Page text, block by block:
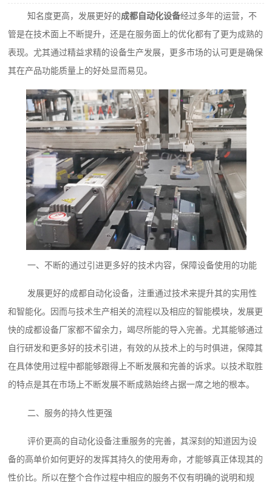
知名度更高，发展更好的成都自动化设备经过多年的运营，不
管是在技术面上不断提升，还是在服务面上的优化都有了更为成熟的
表现。尤其通过精益求精的设备生产发展，更多市场的认可更是确保
其在产品功能质量上的好处显而易见。
一、不断的通过引进更多好的技术内容，保障设备使用的功能
发展更好的成都自动化设备，注重通过技术来提升其的实用性
和智能化。因而与技术生产相关的流程以及相应的智能模块，发展更
快的成都设备厂家都不留余力，竭尽所能的导入完善。尤其能够通过
自行研发和更多好的技术引进，有效的从技术上的与时俱进，保障其
在具体使用过程中都能够跟得上不断发展和完善的诉求。以技术取胜
的特点是其在市场上不断发展不断成熟始终占据一席之地的根本。
二、服务的持久性更强
评价更高的自动化设备注重服务的完善，其深刻的知道因为设
备的高单价如何更好的发挥其持久的使用寿命，才能够真正体现其的
性价比。所以在整个合作过程中相应的服务不仅有明确的说明和规